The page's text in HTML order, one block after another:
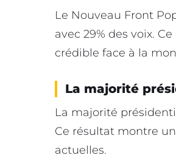
Le Nouveau Front
avec 29% des voix.
crédible face à la
La majorité
La majorité
Ce résultat montre
actuelles.